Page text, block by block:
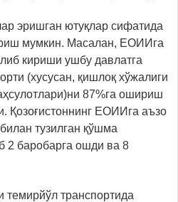
эришган ютуқлар сифатида
мумкин. Масалан, ЕОИИга
кириши ушбу давлатга
(хусусан, қишлоқ хўжалиги
87%га ошириш
Қозоғистоннинг ЕОИИга аъзо
тузилган қўшма
2 баробарга ошди ва 8
темирйўл транспортида